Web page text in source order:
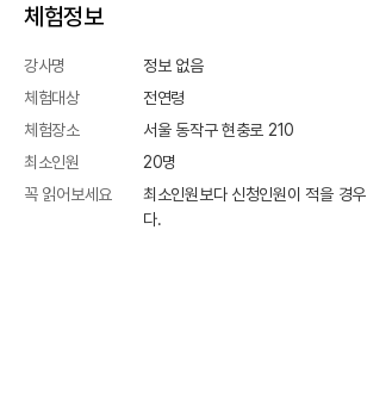
체험정보
강사명
정보 없음
체험대상
전연령
체험장소
서울 동작구 현충로 210
최소인원
20명
꼭 읽어보세요
최소인원보다 신청인원이 적을 경
다.